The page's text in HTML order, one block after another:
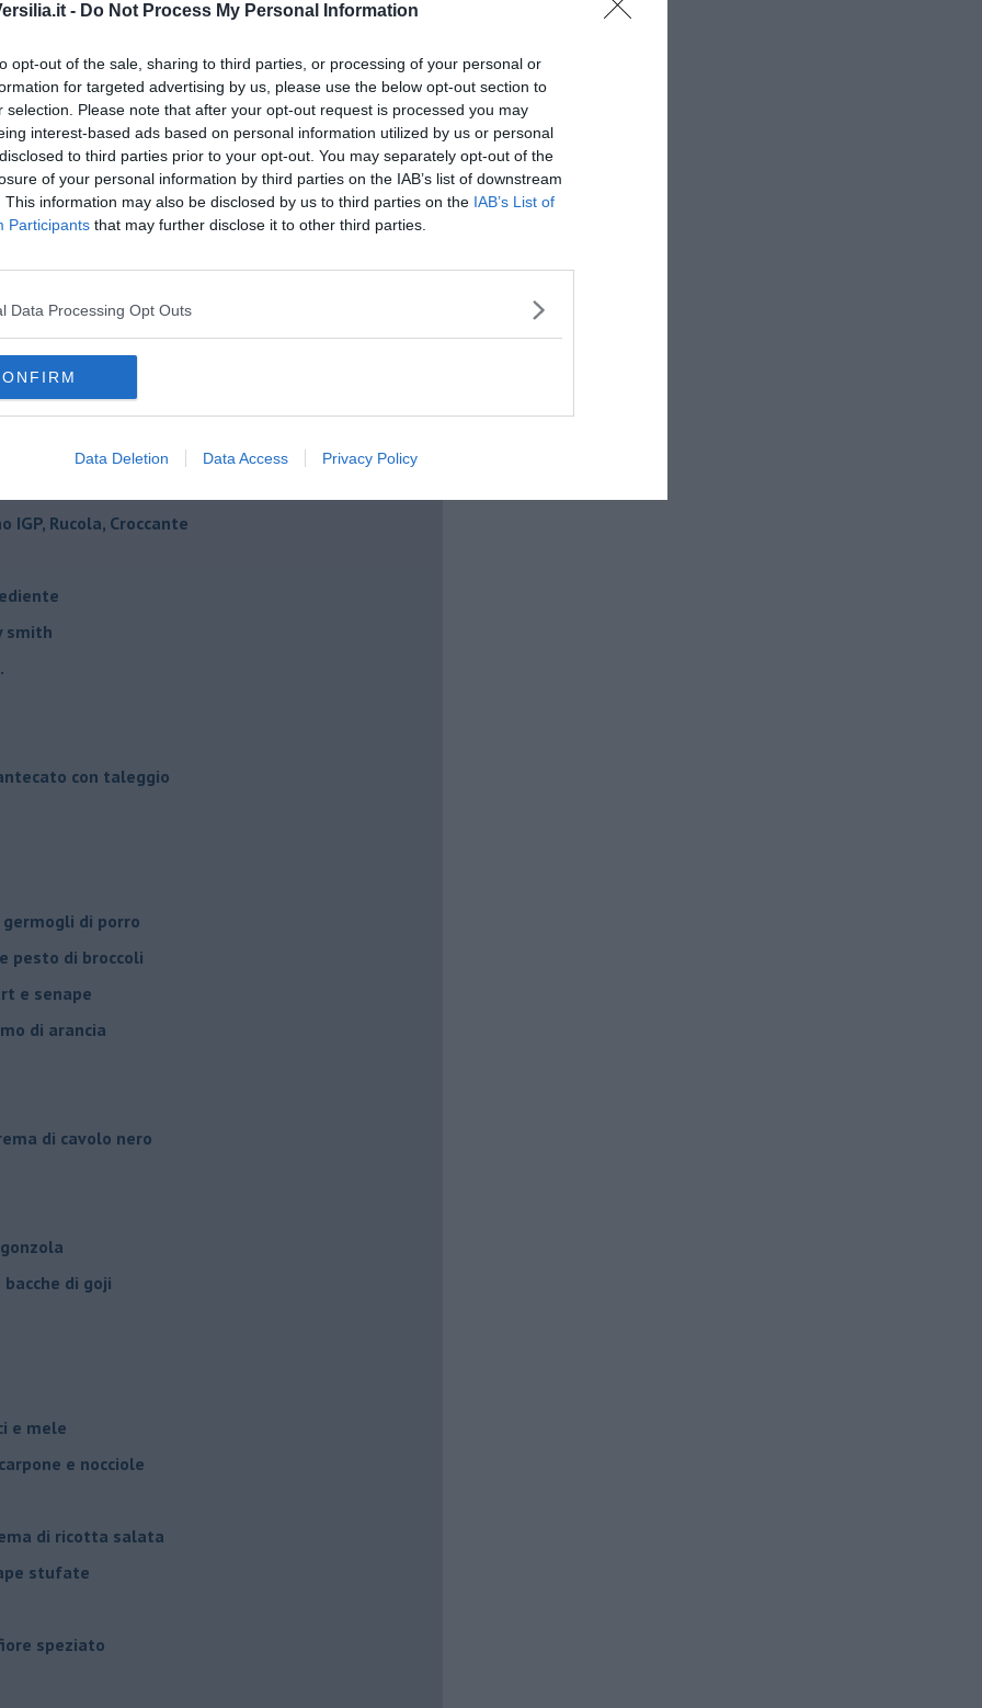
- Do Not Process My Personal Information
opt-out of the sale, sharing to third parties, or processing of your personal or
for targeted advertising by us, please use the below opt-out section to
selection. Please note that after your opt-out request is processed you may
interest-based ads based on personal information utilized by us or personal
to third parties prior to your opt-out. You may separately opt-out of the
of your personal information by third parties on the IAB’s list of downstream
This information may also be disclosed by us to third parties on the IAB’s List of
Participants that may further disclose it to other third parties.
Data Processing Opt Outs
Data Deletion Data Access Privacy Policy
con crostacei e molluschi
al melone mantovano
al mascarpone
IGP
di cacao e timo
mantovano igp
IGP
IGP
scampi e timo
piccante
mandorle
al tabasco
IGP, Rucola, Croccante
smith
con taleggio
di porro
pesto di broccoli
e senape
di arancia
di cavolo nero
di goji
e mele
e nocciole
di ricotta salata
stufate
speziato